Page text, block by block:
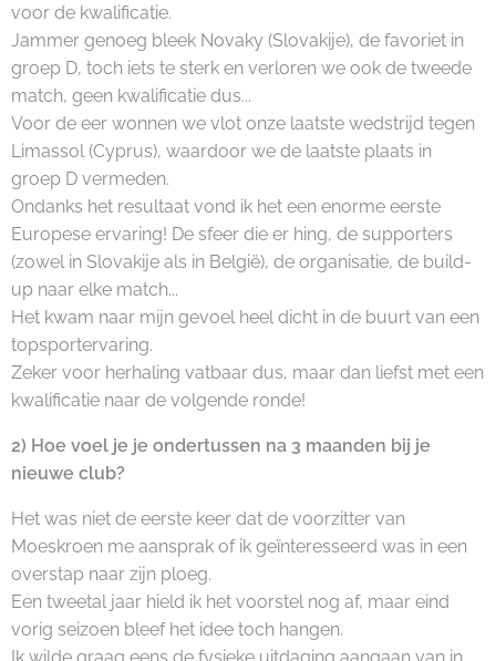
voor de kwalificatie.
Jammer genoeg bleek Novaky (Slovakije), de favoriet in
groep D, toch iets te sterk en verloren we ook de tweede
match, geen kwalificatie dus...
Voor de eer wonnen we vlot onze laatste wedstrijd tegen
Limassol (Cyprus), waardoor we de laatste plaats in
groep D vermeden.
Ondanks het resultaat vond ik het een enorme eerste
Europese ervaring! De sfeer die er hing, de supporters
(zowel in Slovakije als in België), de organisatie, de build-
up naar elke match...
Het kwam naar mijn gevoel heel dicht in de buurt van een
topsportervaring.
Zeker voor herhaling vatbaar dus, maar dan liefst met een
kwalificatie naar de volgende ronde!
2) Hoe voel je je ondertussen na 3 maanden bij je
nieuwe club?
Het was niet de eerste keer dat de voorzitter van
Moeskroen me aansprak of ik geïnteresseerd was in een
overstap naar zijn ploeg.
Een tweetal jaar hield ik het voorstel nog af, maar eind
vorig seizoen bleef het idee toch hangen.